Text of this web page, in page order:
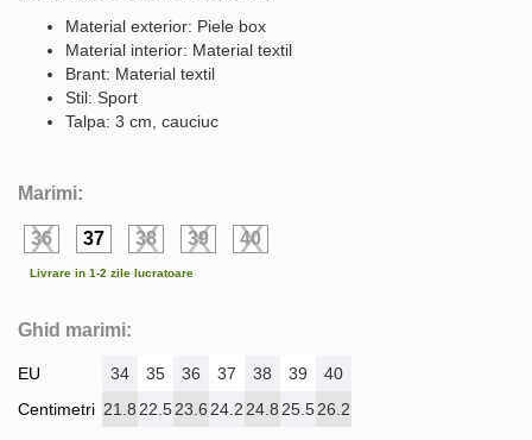
Material exterior: Piele box
Material interior: Material textil
Brant: Material textil
Stil: Sport
Talpa: 3 cm, cauciuc
Marimi:
36 37 38 39 40
Livrare in 1-2 zile lucratoare
Ghid marimi:
EU
Centimetri
34 35 36 37 38 39
40
21.8 22.523.6 24.2 24.8 25.526.2